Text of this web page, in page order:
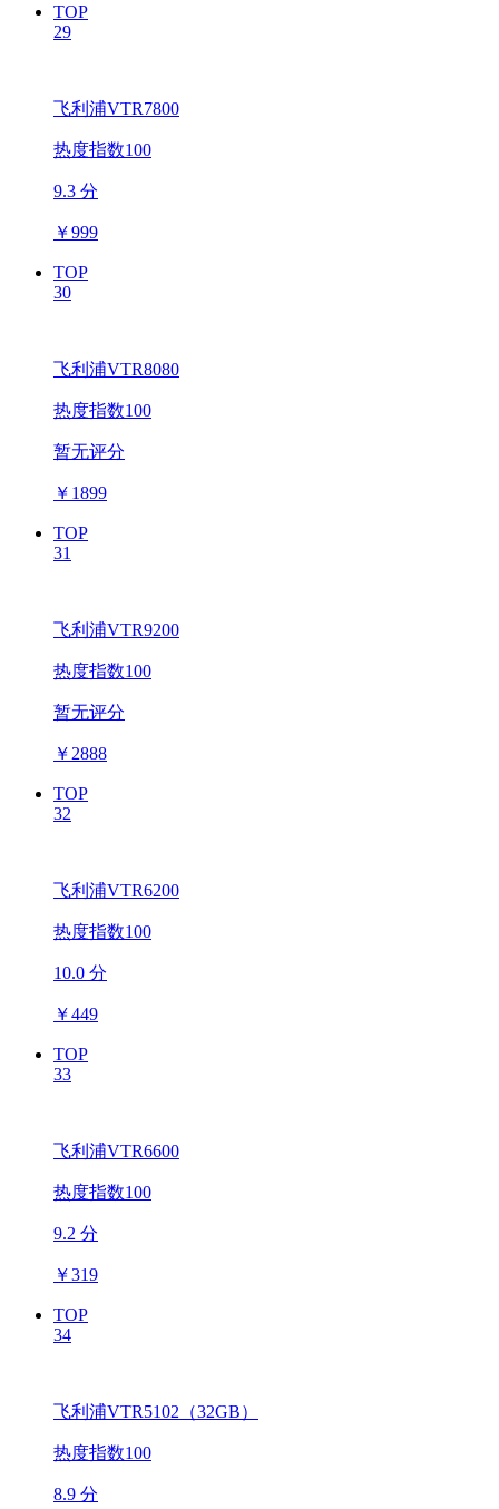
TOP
29
飞利浦VTR7800
热度指数100
9.3 分
￥999
TOP
30
飞利浦VTR8080
热度指数100
暂无评分
￥ 1899
TOP
31
飞利浦VTR9200
热度指数100
暂无评分
￥ 2888
TOP
32
飞利浦VTR6200
热度指数100
10.0 分
￥449
TOP
33
飞利浦VTR6600
热度指数100
9.2 分
￥319
TOP
34
飞利浦VTR5102（32GB）
热度指数100
8.9 分